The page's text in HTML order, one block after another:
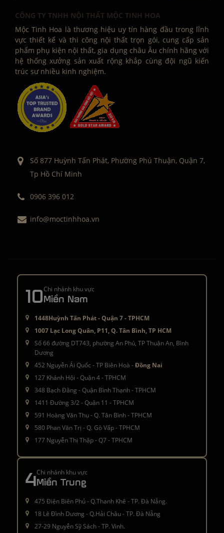
CÔNG TY TNHH NỘI THẤT MỘC TINH HOA
Mộc Tinh Hoa là thương hiệu uy tín hàng đầu trong lĩnh
vực thiết kế và thi công nội thất trọn gói, cung cấp sản
phẩm phụ kiện nội thất, gia dụng châu Âu chính hãng với
hệ thống xưởng sản xuất rộng khắp cùng đội ngũ kiến
trúc sư nhiều kinh nghiệm.
Số 877 Huỳnh Tấn Phát, Phường Phú Thuận, Quận 7,
Tp Hồ Chí Minh
0906 396 012
info@moctinhhoa.vn
10Chi nhánh khu vực
Miền Nam
1448Huỳnh Tấn Phát - Quận 7 - TPHCM
1007 Lạc Long Quân, P11, Q. Tân Bình, TP HCM
Số 66 đường DT743, phường An Phú, TP Thuận An, Bình
Dương
452 Nguyễn Ái Quốc - TP Biên Hoà -Đồng Nai
127 Khánh Hội - Quận 4 - TPHCM
348 Bạch Đằng - Quận Bình Thạnh - TPHCM
1411 Đường 3/2 - Quận 11 - TPHCM
591 Hoàng Văn Thụ - Q. Tân Bình - TPHCM
580 Phan Văn Trị - Q. Gò Vấp - TPHCM
177 Nguyễn Thị Thập - Q7 - TPHCM
4Chi nhánh khu vực
Miền Trung
475 Điện Biên Phủ - Q.Thanh Khê - TP. Đà Nẵng.
18 Lê Đình Dương - Q.Hải Châu - TP. Đà Nẵng
27-29 Nguyễn Sỹ Sách - TP. Vinh.